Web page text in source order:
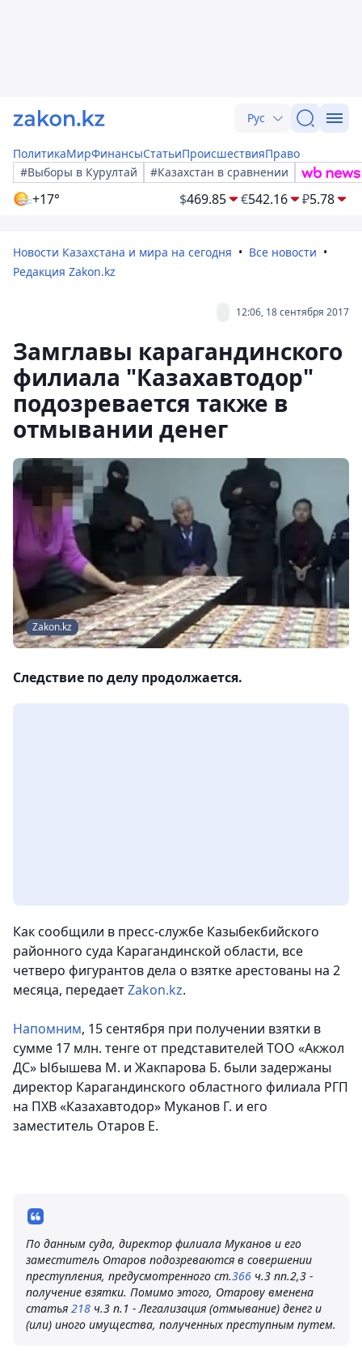
Рус
ПолитикаМирФинансыСтатьиПроисшествияПраво
#Выборы в Курултай
#Казахстан в сравнении
+17° $469.85 €542.16 ₽5.78
Новости Казахстана и мира на сегодня
Все новости
Редакция Zakon.kz
12:06, 18 сентября 2017
Замглавы карагандинского
филиала "Казахавтодор"
подозревается также в
отмывании денег
Zakon.kz
Следствие по делу продолжается.
Как сообщили в пресс-службе Казыбекбийского
районного суда Карагандинской области, все
четверо фигурантов дела о взятке арестованы на 2
месяца, передаетZakon.kz.
Напомним, 15 сентября при получении взятки в
сумме 17 млн. тенге от представителей ТОО «Акжол
ДС» Ыбышева М. и Жакпарова Б. были задержаны
директор Карагандинского областного филиала РГП
на ПХВ «Казахавтодор» Муканов Г. и его
заместитель Отаров Е.
По данным суда, директор филиала Муканов и его
заместитель Отаров подозреваются в совершении
преступления, предусмотренного ст.366 ч.3 пп.2,3 -
получение взятки. Помимо этого, Отарову вменена
статья 218 ч.3 п.1 - Легализация (отмывание) денег и
(или) иного имущества, полученных преступным путем.